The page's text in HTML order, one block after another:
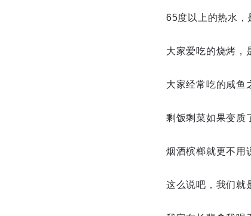
65度以上的热水，
大家爱吃的烧烤，
大家经常吃的咸鱼
剩饭剩菜如果变质
烟酒槟榔就更不用
这么说吧，我们就